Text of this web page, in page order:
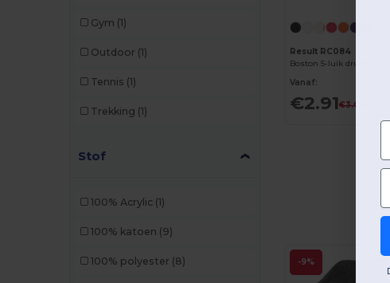
Neoblu
Pen Duick (6)
Radsow by Uneek
Gym (1)
Outdoor (1)
Tennis (1)
Trekking (1)
Stof
100% Acrylic (1)
100% katoen (9)
100% polyester (8)
Result RC084
Boston 5-luik drukkers
Vanaf:
€2.91€3.02
-9%